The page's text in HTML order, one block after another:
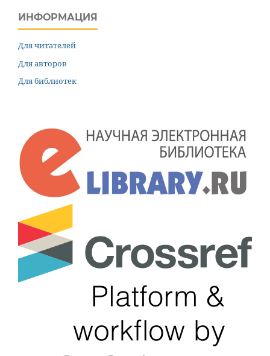
ИНФОРМАЦИЯ
Для читателей
Для авторов
Для библиотек